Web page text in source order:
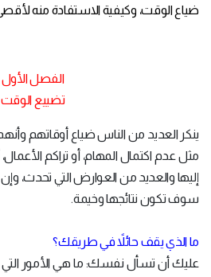
ضياع الوقت، وكيفية الاستفادة منه
الفصل الأول
تضييع الوقت
ينكر العديد من الناس ضياع أوقاتهم
مثل عدم اكتمال المهام، أو تراكم
إليها والعديد من العوارض التي تحدث،
سوف تكون نتائجها وخيمة.
ما الذي يقف حائلاً في طريقك؟
عليك أن تسأل نفسك: ما هي الأمور